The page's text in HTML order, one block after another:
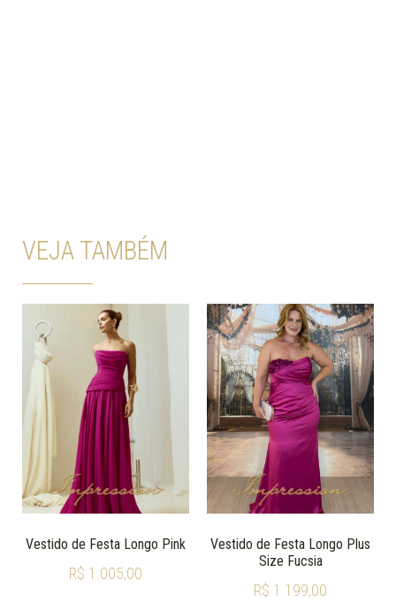
VEJA TAMBÉM
Vestido de Festa Longo Pink
R$ 1.005,00
Vestido de Festa Longo Plus
Size Fucsia
R$ 1.199,00